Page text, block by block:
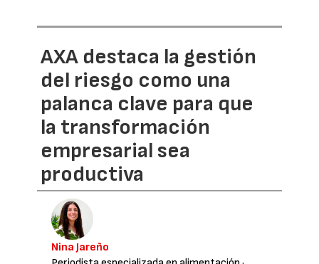
AXA destaca la gestión
del riesgo como una
palanca clave para que
la transformación
empresarial sea
productiva
Nina Jareño